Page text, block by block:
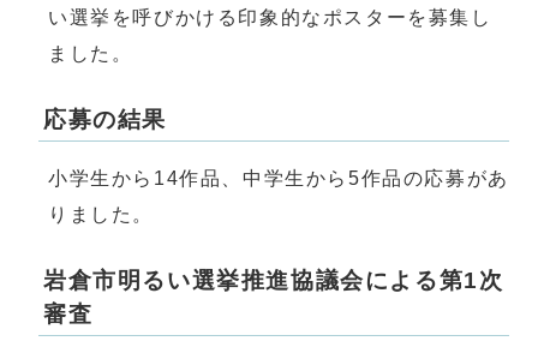
い選挙を呼びかける印象的なポスターを募集し
ました。
応募の結果
小学生から14作品、中学生から5作品の応募があ
りました。
岩倉市明るい選挙推進協議会による第1次
審査